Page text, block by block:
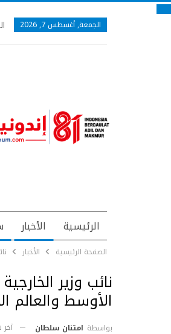
الجمعة, أغسطس 7, 2026
الرئيسية الأخبار
الصفحة الرئيسية الأخبار
نائب وزير
الأوسط والعالم
بواسطة امتنان سلطان